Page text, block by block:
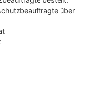
über